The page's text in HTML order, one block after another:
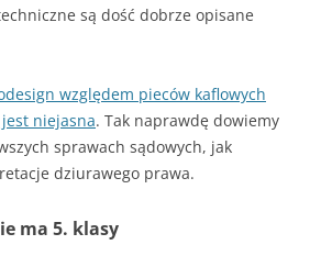
są dość dobrze opisane
względem pieców kaflowych
niejasna. Tak naprawdę dowiemy
sprawach sądowych, jak
dziurawego prawa.
ma 5. klasy